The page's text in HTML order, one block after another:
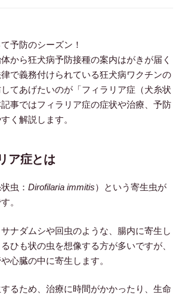
予防のシーズン！
から狂犬病予防接種の案内はがきが届く
で義務付けられている狂犬病ワクチンの
てあげたいのが「フィラリア症（犬糸状
事ではフィラリア症の症状や治療、予防
く解説します。
ア症とは
虫： Dirofilaria immitis）という寄生虫が
。
ナダムシや回虫のような、腸内に寄生し
ひも状の虫を想像する方が多いですが、
心臓の中に寄生します。
るため、治療に時間がかかったり、生命